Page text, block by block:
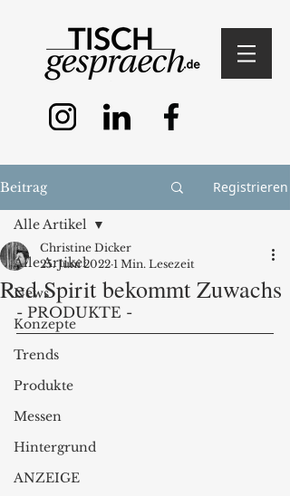
Beitrag Registrieren
Alle Artikel
News
Konzepte
Trends
Produkte
Messen
Hintergrund
ANZEIGE
Alle Artikel
Red Spirit bekommt Zuwachs
Christine Dicker
25. Juni 2022 1 Min. Lesezeit
- PRODUKTE -